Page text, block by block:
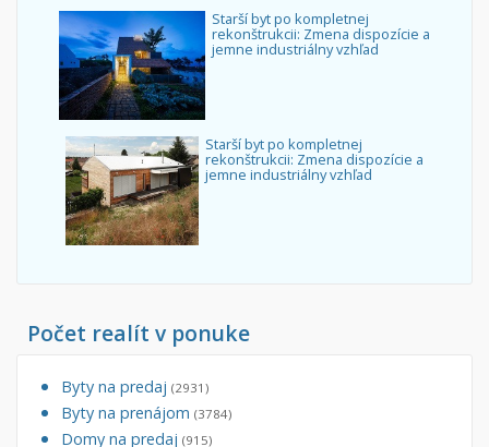
Starší byt po kompletnej
rekonštrukcii: Zmena dispozície a
jemne industriálny vzhľad
Starší byt po kompletnej
rekonštrukcii: Zmena dispozície a
jemne industriálny vzhľad
Počet realít v ponuke
Byty na predaj (2931)
Byty na prenájom (3784)
Domy na predaj (915)